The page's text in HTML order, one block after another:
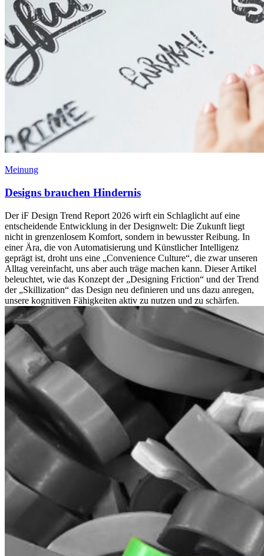
Meinung
Designs brauchen Hindernis
Der iF Design Trend Report 2026 wirft ein Schlaglicht auf eine
entscheidende Entwicklung in der Designwelt: Die Zukunft liegt
nicht in grenzenlosem Komfort, sondern in bewusster Reibung. In
einer Ära, die von Automatisierung und Künstlicher Intelligenz
geprägt ist, droht uns eine „Convenience Culture“, die zwar unseren
Alltag vereinfacht, uns aber auch träge machen kann. Dieser Artikel
beleuchtet, wie das Konzept der „Designing Friction“ und der Trend
der „Skillization“ das Design neu definieren und uns dazu anregen,
unsere kognitiven Fähigkeiten aktiv zu nutzen und zu schärfen.